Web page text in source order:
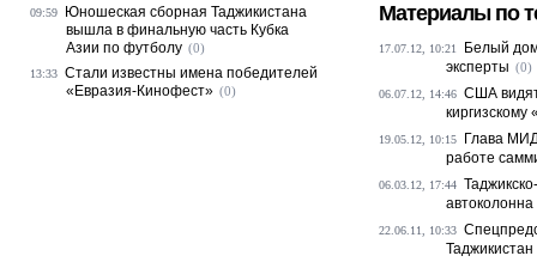
Материалы по
17.07.12, 10:21
Белый
эксперты (0)
06.07.12, 14:46 США видят
киргизскому
19.05.12, 10:15
Глава
работе
06.03.12, 17:44
22.06.11, 10:33
Таджикистан
09:59
Юношеская сборная Таджикистана
вышла в финальную часть Кубка
Азии по футболу (0)
13:33 Стали известны имена победителей
«Евразия-Кинофест» (0)